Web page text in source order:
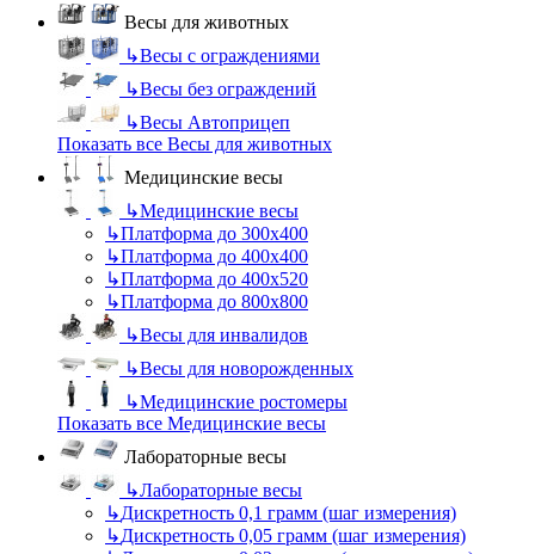
Весы для животных
↳Весы с ограждениями
↳Весы без ограждений
↳Весы Автоприцеп
Показать все Весы для животных
Медицинские весы
↳Медицинские весы
↳Платформа до 300х400
↳Платформа до 400х400
↳Платформа до 400х520
↳Платформа до 800х800
↳Весы для инвалидов
↳Весы для новорожденных
↳Медицинские ростомеры
Показать все Медицинские весы
Лабораторные весы
↳Лабораторные весы
↳Дискретность 0,1 грамм (шаг измерения)
↳Дискретность 0,05 грамм (шаг измерения)